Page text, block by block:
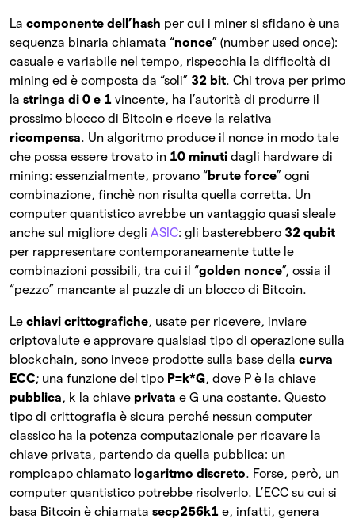
La componente dell’hash per cui i miner si sfidano è una
sequenza binaria chiamata “nonce” (number used once):
casuale e variabile nel tempo, rispecchia la difficoltà di
mining ed è composta da “soli” 32 bit. Chi trova per primo
la stringa di 0 e 1 vincente, ha l’autorità di produrre il
prossimo blocco di Bitcoin e riceve la relativa
ricompensa. Un algoritmo produce il nonce in modo tale
che possa essere trovato in 10 minuti dagli hardware di
mining: essenzialmente, provano “brute force” ogni
combinazione, finchè non risulta quella corretta. Un
computer quantistico avrebbe un vantaggio quasi sleale
anche sul migliore degli ASIC: gli basterebbero 32 qubit
per rappresentare contemporaneamente tutte le
combinazioni possibili, tra cui il “golden nonce”, ossia il
“pezzo” mancante al puzzle di un blocco di Bitcoin.
Le chiavi crittografiche, usate per ricevere, inviare
criptovalute e approvare qualsiasi tipo di operazione sulla
blockchain, sono invece prodotte sulla base della curva
ECC; una funzione del tipo P=k*G, dove P è la chiave
pubblica, k la chiave privata e G una costante. Questo
tipo di crittografia è sicura perché nessun computer
classico ha la potenza computazionale per ricavare la
chiave privata, partendo da quella pubblica: un
rompicapo chiamato logaritmo discreto. Forse, però, un
computer quantistico potrebbe risolverlo. L’ECC su cui si
basa Bitcoin è chiamata secp256k1 e, infatti, genera